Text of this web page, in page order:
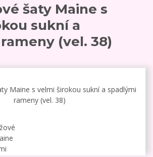
šaty Maine s
sukní a
(vel. 38)